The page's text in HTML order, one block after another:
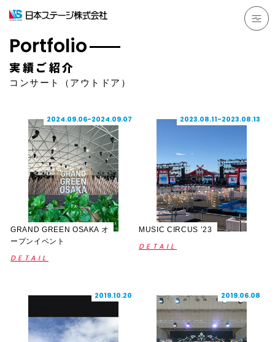
Portfolio
実績ご紹介
コンサート（アウトドア）
GRAND GREEN OSAKA オ
ープンイベント
2024.09.06-2024.09.07
DETAIL
MUSIC CIRCUS ’23
2023.08.11-2023.08.13
DETAIL
2019.10.20 2019.06.08